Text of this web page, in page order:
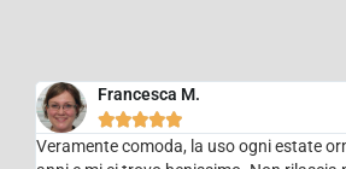
Francesca M.

Veramente comoda, la uso ogni estate